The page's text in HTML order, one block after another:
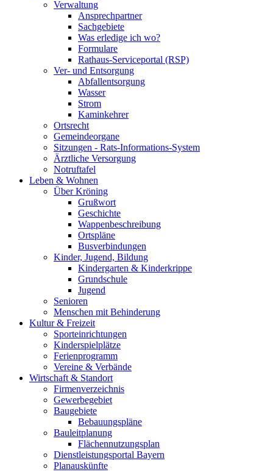
Verwaltung
Ansprechpartner
Sachgebiete
Was erledige ich wo?
Formulare
Rathaus-Serviceportal (RSP)
Ver- und Entsorgung
Abfallentsorgung
Wasser
Strom
Kaminkehrer
Ortsrecht
Gemeindeorgane
Sitzungen - Rats-Informations-System
Ärztliche Versorgung
Notruftafel
Leben & Wohnen
Über Kröning
Grußwort
Geschichte
Wappenbeschreibung
Ortspläne
Busverbindungen
Kinder, Jugend, Bildung
Kindergarten & Kinderkrippe
Grundschule
Jugend
Senioren
Menschen mit Behinderung
Kultur & Freizeit
Sporteinrichtungen
Kinderspielplätze
Ferienprogramm
Vereine & Verbände
Wirtschaft & Standort
Firmenverzeichnis
Gewerbegebiet
Baugebiete
Bebauungspläne
Bauleitplanung
Flächennutzungsplan
Dienstleistungsportal Bayern
Planauskünfte